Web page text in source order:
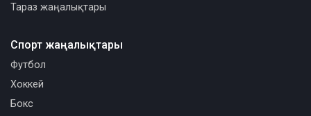
Тараз жаңалықтары
Спорт жаңалықтары
Футбол
Хоккей
Бокс